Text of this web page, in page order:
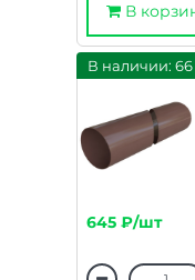
В
В наличии:
645 ₽/шт